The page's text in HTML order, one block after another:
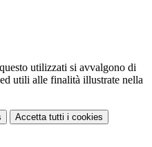
utilizzati si avvalgono di
utili alle finalità illustrate nella
Accetta tutti i cookies